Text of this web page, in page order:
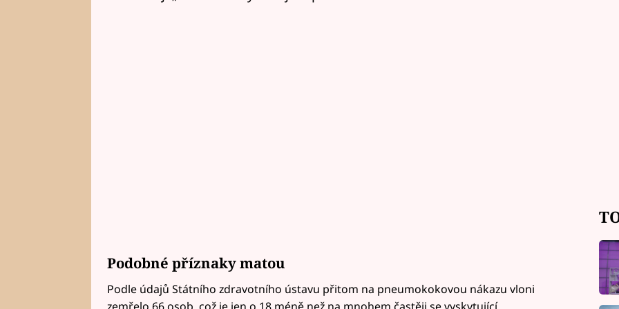
Podobné příznaky matou
Podle údajů Státního zdravotního ústavu přitom na pneumokokovou nákazu vloni
zemřelo 66 osob, což je jen o 18 méně než na mnohem častěji se vyskytující